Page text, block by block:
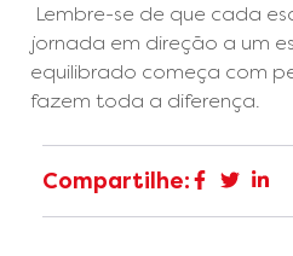
Lembre-se de que cada
jornada em direção a um
equilibrado começa com
fazem toda a diferença.
Compartilhe: